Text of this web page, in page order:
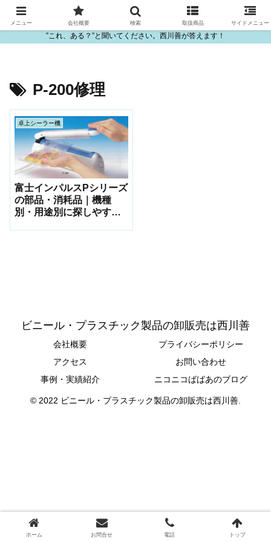
ビニール・プラスチック製品の卸販売は西川善
”これ、ある？”と聞いてください。西川善が答えます！
P-200修理
卓上シーラー機
富士インパルスPシリーズ
の部品・消耗品｜機種
別・用途別に探しやすい
ビニール・プラスチック製品の卸販売は西川善
会社概要
プライバシーポリシー
アクセス
お問い合わせ
事例・実績紹介
ニコニコばばあのブログ
© 2022 ビニール・プラスチック製品の卸販売は西川善.
メニュー 会社概要 検索 取扱商品 サイドメニュー
ホーム お問合せ 電話 トップ